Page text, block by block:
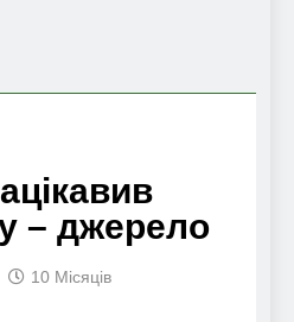
– джерело
10 Місяців